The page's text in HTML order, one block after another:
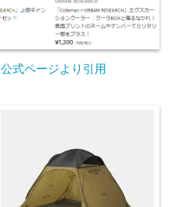
公式ページより引用